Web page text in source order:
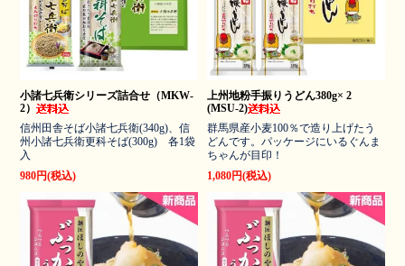
小諸七兵衛シリーズ詰合せ（MKW-
2）
信州田舎そば小諸七兵衛(340g)、信
州小諸七兵衛更科そば(300g) 各1袋
入
980円(税込)
上州地粉手振りうどん380g× 2
(MSU-2)
群馬県産小麦100％で造り上げたう
どんです。パッケージにいるぐんま
ちゃんが目印！
1,080円(税込)